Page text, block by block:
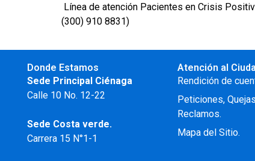
Línea de atención Pacientes en Crisis
(300) 910 8831)
Donde Estamos
Sede Principal Ciénaga
Calle 10 No. 12-22
Sede Costa verde.
Carrera 15 N°1-1
Atención al
Rendición de
Peticiones,
Reclamos.
Mapa del Sitio.